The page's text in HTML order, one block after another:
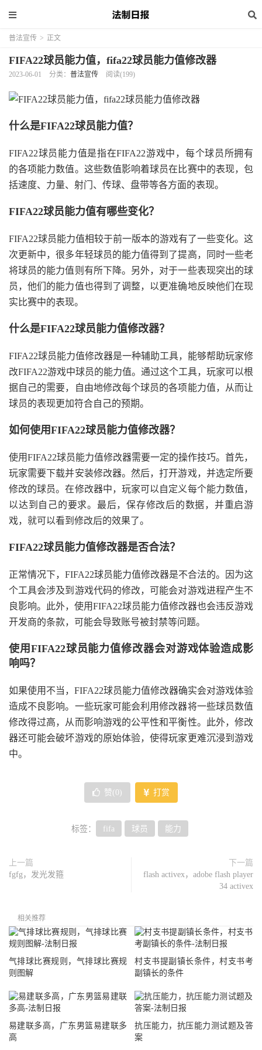
普法宣传 > 正文
FIFA22球员能力值，fifa22球员能力值修改器
2023-06-01 分类： 普法宣传 阅读(199)
什么是FIFA22球员能力值？
FIFA22球员能力值是指在FIFA22游戏中，每个球员所拥有
的各项能力数值。这些数值影响着球员在比赛中的表现，包
括速度、力量、射门、传球、盘带等各方面的表现。
FIFA22球员能力值有哪些变化？
FIFA22球员能力值相较于前一版本的游戏有了一些变化。这
次更新中，很多年轻球员的能力值得到了提高，同时一些老
将球员的能力值则有所下降。另外，对于一些表现突出的球
员，他们的能力值也得到了调整，以更准确地反映他们在现
实比赛中的表现。
什么是FIFA22球员能力值修改器？
FIFA22球员能力值修改器是一种辅助工具，能够帮助玩家修
改FIFA22游戏中球员的能力值。通过这个工具，玩家可以根
据自己的需要，自由地修改每个球员的各项能力值，从而让
球员的表现更加符合自己的预期。
如何使用FIFA22球员能力值修改器？
使用FIFA22球员能力值修改器需要一定的操作技巧。首先，
玩家需要下载并安装修改器。然后，打开游戏，并选定所要
修改的球员。在修改器中，玩家可以自定义每个能力数值，
以达到自己的要求。最后，保存修改后的数据，并重启游
戏，就可以看到修改后的效果了。
FIFA22球员能力值修改器是否合法？
正常情况下，FIFA22球员能力值修改器是不合法的。因为这
个工具会涉及到游戏代码的修改，可能会对游戏进程产生不
良影响。此外，使用FIFA22球员能力值修改器也会违反游戏
开发商的条款，可能会导致账号被封禁等问题。
使用FIFA22球员能力值修改器会对游戏体验造成影
响吗？
如果使用不当，FIFA22球员能力值修改器确实会对游戏体验
造成不良影响。一些玩家可能会利用修改器将一些球员数值
修改得过高，从而影响游戏的公平性和平衡性。此外，修改
器还可能会破坏游戏的原始体验，使得玩家更难沉浸到游戏
中。
赞( 0 ) 打赏
标签： fifa 球员 能力
上一篇
fgfg，发光发箍
下一篇
flash activex，adobe flash player
34 activex
相关推荐
气排球比赛规则，气排球比赛规
则图解
村支书提副镇长条件，村支书考
副镇长的条件
易建联多高，广东男篮易建联多
高
抗压能力，抗压能力测试题及答
案